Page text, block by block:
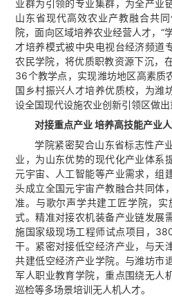
业群为引领的专业集群，为全产业
山东省现代高效农业产教融合共
院，面向区域培养农业经营人才，
才培养模式被中央电视台经济频道
农民学院，将优质职教资源下沉，
36个教学点，实现潍坊地区高素质
国乡村振兴人才培养优质校，为潍
设全国现代设施农业创新引领区做出
对接重点产业 培养高技能产业
学院紧密契合山东省标志性产
业，为山东优势的现代化产业体系
元宇宙、人工智能等产业需求，组
头成立全国元宇宙产教融合共同体
准。与歌尔声学共建工匠学院，实
式。精准对接农机装备产业链发展
施国家级现场工程师试点项目，
干。紧密对接低空经济产业，与天
共建低空经济产业学院。与潍坊市
军人职业教育学院，重点围绕无人
巡检等多场景培训无人机人才。